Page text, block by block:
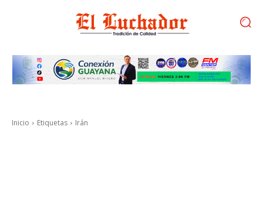
Inicio Etiquetas Irán